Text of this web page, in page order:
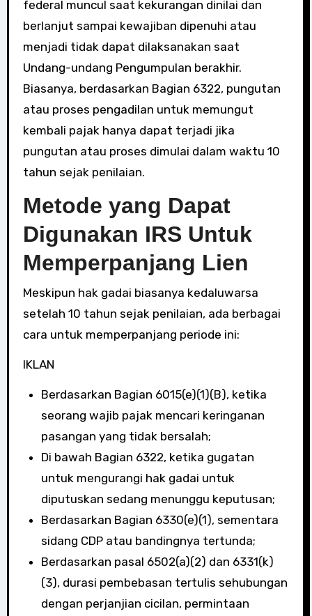
federal muncul saat kekurangan dinilai dan
berlanjut sampai kewajiban dipenuhi atau
menjadi tidak dapat dilaksanakan saat
Undang-undang Pengumpulan berakhir.
Biasanya, berdasarkan Bagian 6322, pungutan
atau proses pengadilan untuk memungut
kembali pajak hanya dapat terjadi jika
pungutan atau proses dimulai dalam waktu 10
tahun sejak penilaian.
Metode yang Dapat
Digunakan IRS Untuk
Memperpanjang Lien
Meskipun hak gadai biasanya kedaluwarsa
setelah 10 tahun sejak penilaian, ada berbagai
cara untuk memperpanjang periode ini:
IKLAN
Berdasarkan Bagian 6015(e)(1)(B), ketika
seorang wajib pajak mencari keringanan
pasangan yang tidak bersalah;
Di bawah Bagian 6322, ketika gugatan
untuk mengurangi hak gadai untuk
diputuskan sedang menunggu keputusan;
Berdasarkan Bagian 6330(e)(1), sementara
sidang CDP atau bandingnya tertunda;
Berdasarkan pasal 6502(a)(2) dan 6331(k)
(3), durasi pembebasan tertulis sehubungan
dengan perjanjian cicilan, permintaan